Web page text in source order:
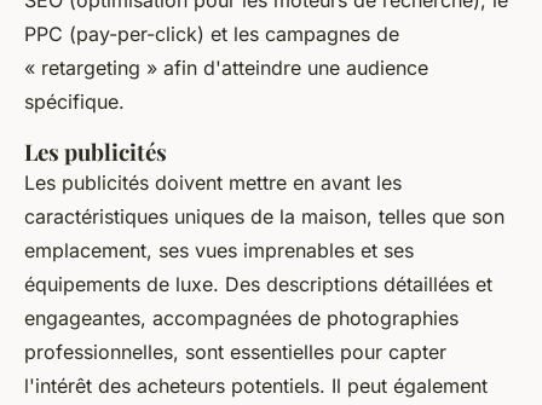
PPC (pay-per-click) et les campagnes de
« retargeting » afin d'atteindre une audience
spécifique.
Les publicités
Les publicités doivent mettre en avant les
caractéristiques uniques de la maison, telles que son
emplacement, ses vues imprenables et ses
équipements de luxe. Des descriptions détaillées et
engageantes, accompagnées de photographies
professionnelles, sont essentielles pour capter
l'intérêt des acheteurs potentiels. Il peut également